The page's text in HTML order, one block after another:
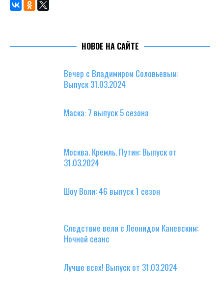
НОВОЕ НА САЙТЕ
Вечер с Владимиром Соловьевым:
Выпуск 31.03.2024
Маска: 7 выпуск 5 сезона
Москва. Кремль. Путин: Выпуск от
31.03.2024
Шоу Воли: 46 выпуск 1 сезон
Следствие вели с Леонидом Каневским:
Ночной сеанс
Лучше всех! Выпуск от 31.03.2024